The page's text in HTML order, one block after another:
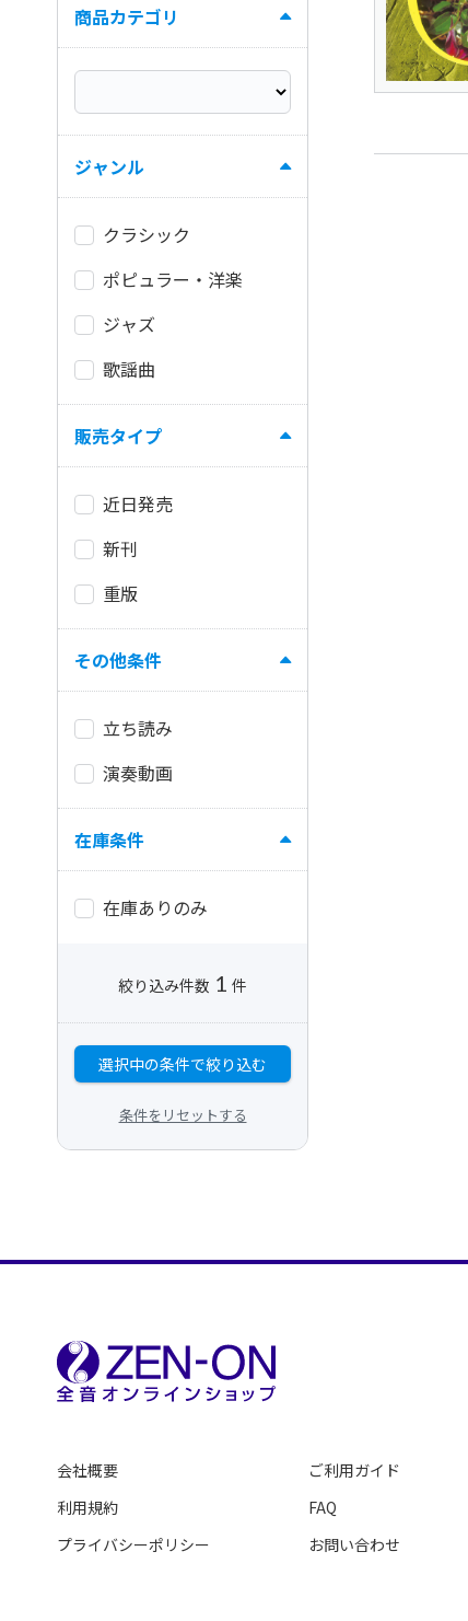
商品カテゴリ
ジャンル
クラシック
ポピュラー・洋楽
ジャズ
歌謡曲
販売タイプ
近日発売
新刊
重版
その他条件
立ち読み
演奏動画
在庫条件
在庫ありのみ
絞り込み件数 1 件
選択中の条件で絞り込む
条件をリセットする
会社概要
利用規約
プライバシーポリシー
ご利用ガイド
FAQ
お問い合わせ